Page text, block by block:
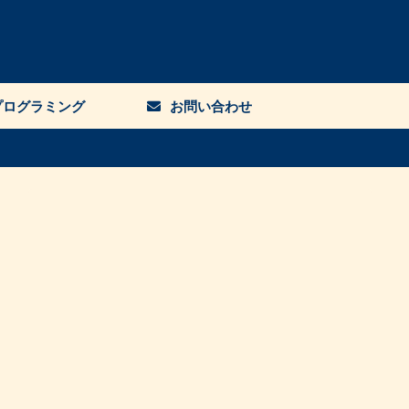
ログラミング お問い合わせ